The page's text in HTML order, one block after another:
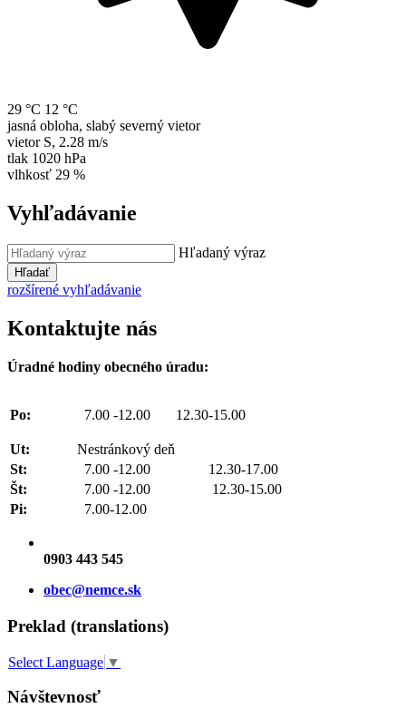
29 °C 12 °C
jasná obloha, slabý severný vietor
vietor S, 2.28 m/s
tlak 1020 hPa
vlhkosť 29 %
Vyhľadávanie
Hľadaný výraz
Hľadať
rozšírené vyhľadávanie
Kontaktujte nás
Úradné hodiny obecného úradu:
Po: 7.00 -12.00 12.30-15.00
Ut:
Nestránkový deň
St:
7.00 -12.00 12.30-17.00
Št:
7.00 -12.00 12.30-15.00
Pi:
7.00-12.00
0903 443 545
obec@nemce.sk
Preklad (translations)
Select Language ▼
Návštevnosť